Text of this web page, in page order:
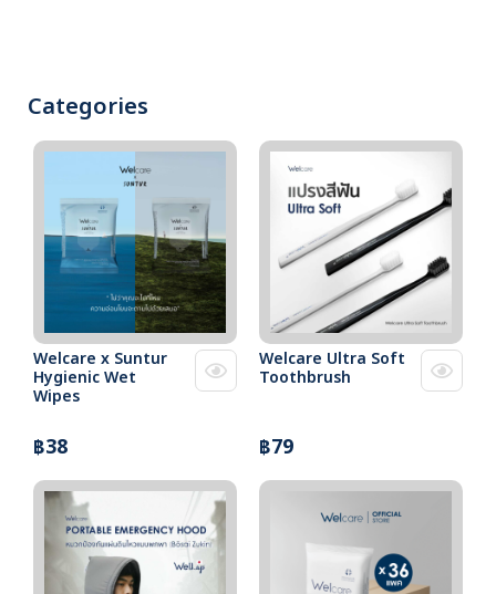
Categories
Welcare x Suntur
Hygienic Wet
Wipes
฿38
Welcare Ultra Soft
Toothbrush
฿79